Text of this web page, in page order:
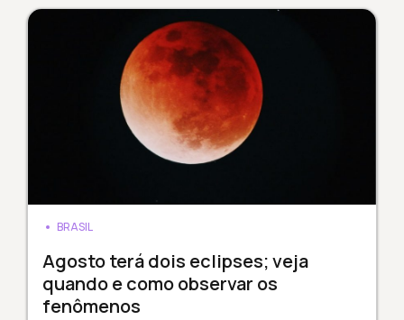
BRASIL
Agosto terá dois eclipses; veja
quando e como observar os
fenômenos